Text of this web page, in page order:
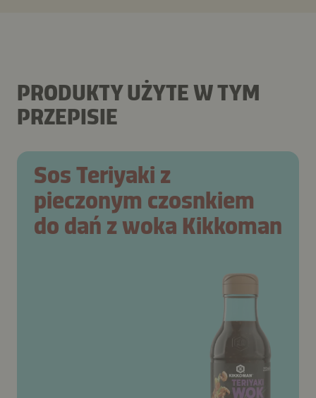
PRODUKTY UŻYTE W TYM
PRZEPISIE
Sos Teriyaki z
pieczonym czosnkiem
do dań z woka Kikkoman